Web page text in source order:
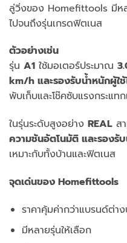
ลู่วิ่งของ Homefittools มีห
ไปจนถึงรุ่นเกรดฟิตเนส
ตัวอย่างเช่น
รุ่น A1 ใช้มอเตอร์ประมาณ
km/h และรองรับน้ำหนักผู้ใ
พับเก็บและโช๊คซับแรงกระแ
ในรุ่นระดับสูงอย่าง REAL ส
ความชันอัตโนมัติ และรองรั
เหมาะกับทั้งบ้านและฟิตเนส
จุดเด่นของ Homefittools
ราคาคุ้มค่ากว่าแบรนด์ต่าง
มีหลายรุ่นให้เลือก